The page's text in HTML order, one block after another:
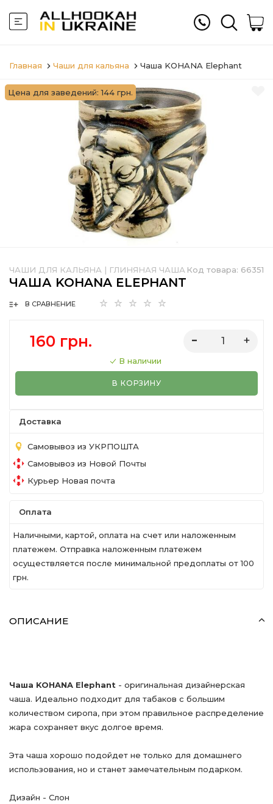
Главная Чаши для кальяна Чаша KOHANA Elephant
Цена для заведений: 144 грн.
Код товара: 66351
ЧАШИ ДЛЯ КАЛЬЯНА | ГЛИНЯНАЯ ЧАША
ЧАША KOHANA ELEPHANT
В СРАВНЕНИЕ
160 грн.
В наличии
В КОРЗИНУ
Доставка
Самовывоз из УКРПОШТА
Самовывоз из Новой Почты
Курьер Новая почта
Оплата
Наличными, картой, оплата на счет или наложенным
платежем. Отправка наложенным платежем
осуществляется после минимальной предоплаты от 100
грн.
ОПИСАНИЕ
Чаша KOHANA Elephant - оригинальная дизайнерская
чаша. Идеально подходит для табаков с большим
количеством сиропа, при этом правильное распределение
жара сохраняет вкус долгое время.
Эта чаша хорошо подойдет не только для домашнего
использования, но и станет замечательным подарком.
Дизайн - Слон